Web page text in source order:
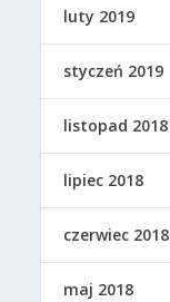
luty 2019
styczeń 2019
listopad 2018
lipiec 2018
czerwiec 2018
maj 2018